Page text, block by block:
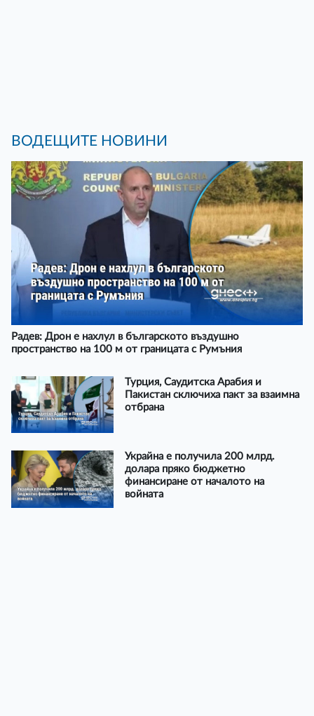
ВОДЕЩИТЕ НОВИНИ
Радев: Дрон е нахлул в българското въздушно
пространство на 100 м от границата с Румъния
Турция, Саудитска Арабия и
Пакистан сключиха пакт за взаимна
отбрана
Украйна е получила 200 млрд.
долара пряко бюджетно
финансиране от началото на
войната